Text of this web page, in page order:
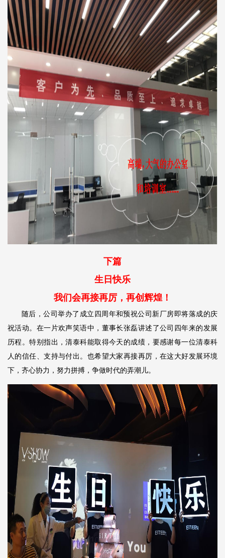
下篇
生日快乐
我们会再接再厉，再创辉煌！
随后，公司举办了成立四周年和预祝公司新厂房即将落成的庆
祝活动。在一片欢声笑语中，董事长张磊讲述了公司四年来的发展
历程。特别指出，清泰科能取得今天的成绩，要感谢每一位清泰科
人的信任、支持与付出。也希望大家再接再厉，在这大好发展环境
下，齐心协力，努力拼搏，争做时代的弄潮儿。